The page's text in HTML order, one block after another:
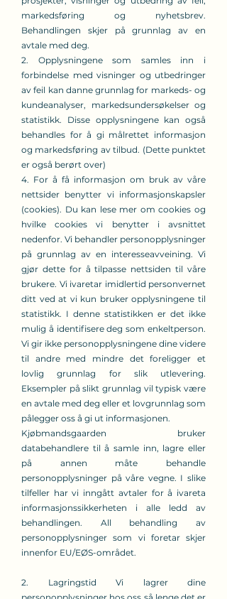
markedsføring og nyhetsbrev.
Behandlingen skjer på grunnlag av en
avtale med deg.
2. Opplysningene som samles inn i
forbindelse med visninger og utbedringer
av feil kan danne grunnlag for markeds- og
kundeanalyser, markedsundersøkelser og
statistikk. Disse opplysningene kan også
behandles for å gi målrettet informasjon
og markedsføring av tilbud. (Dette punktet
er også berørt over)
4. For å få informasjon om bruk av våre
nettsider benytter vi informasjonskapsler
(cookies). Du kan lese mer om cookies og
hvilke cookies vi benytter i avsnittet
nedenfor. Vi behandler personopplysninger
på grunnlag av en interesseavveining. Vi
gjør dette for å tilpasse nettsiden til våre
brukere. Vi ivaretar imidlertid personvernet
ditt ved at vi kun bruker opplysningene til
statistikk. I denne statistikken er det ikke
mulig å identifisere deg som enkeltperson.
Vi gir ikke personopplysningene dine videre
til andre med mindre det foreligger et
lovlig grunnlag for slik utlevering.
Eksempler på slikt grunnlag vil typisk være
en avtale med deg eller et lovgrunnlag som
pålegger oss å gi ut informasjonen.
Kjøbmandsgaarden bruker
databehandlere til å samle inn, lagre eller
på annen måte behandle
personopplysninger på våre vegne. I slike
tilfeller har vi inngått avtaler for å ivareta
informasjonssikkerheten i alle ledd av
behandlingen. All behandling av
personopplysninger som vi foretar skjer
innenfor EU/EØS-området.
2. Lagringstid Vi lagrer dine